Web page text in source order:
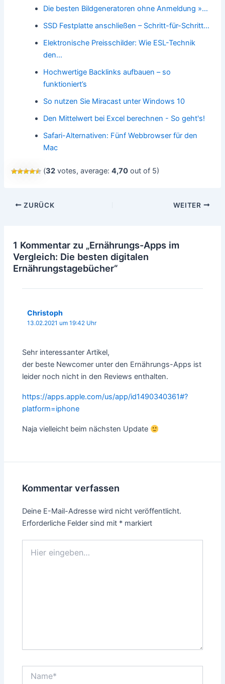
Die besten Bildgeneratoren ohne Anmeldung »…
SSD Festplatte anschließen – Schritt-für-Schritt…
Elektronische Preisschilder: Wie ESL-Technik
den…
Hochwertige Backlinks aufbauen – so
funktioniert’s
So nutzen Sie Miracast unter Windows 10
Den Mittelwert bei Excel berechnen - So geht's!
Safari-Alternativen: Fünf Webbrowser für den
Mac
(32 votes, average:4,70 out of 5)
Beitragsnavigation
ZURÜCK WEITER
1 Kommentar zu „Ernährungs-Apps im
Vergleich: Die besten digitalen
Ernährungstagebücher“
Christoph
13.02.2021 um 19:42 Uhr
Sehr interessanter Artikel,
der beste Newcomer unter den Ernährungs-Apps ist
leider noch nicht in den Reviews enthalten.
https://apps.apple.com/us/app/id1490340361#?
platform=iphone
Naja vielleicht beim nächsten Update
Kommentar verfassen
Deine E-Mail-Adresse wird nicht veröffentlicht.
Erforderliche Felder sind mit * markiert
eingeben…